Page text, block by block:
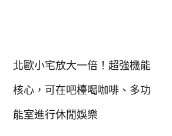
北歐小宅放大一倍！超強機能
核心，可在吧檯喝咖啡、多功
能室進行休閒娛樂